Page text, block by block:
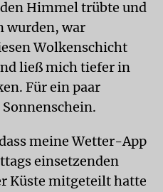
Himmel trübte und
wurden, war
Wolkenschicht
ließ mich tiefer in
Für ein paar
meine Wetter-App
einsetzenden
Küste mitgeteilt hatte